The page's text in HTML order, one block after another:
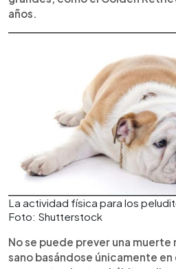
años.
La actividad física para los
Foto: Shutterstock
No se puede prever una
sano basándose únicamente